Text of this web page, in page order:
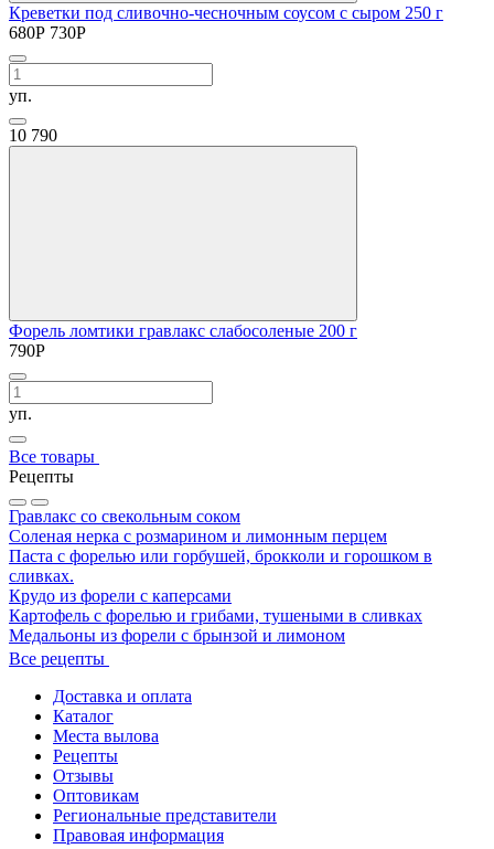
Креветки под сливочно-чесночным соусом с сыром 250 г
680Р 730Р
уп.
10 790
Форель ломтики гравлакс слабосоленые 200 г
790Р
уп.
Все товары
Рецепты
Гравлакс со свекольным соком
Соленая нерка с розмарином и лимонным перцем
Паста с форелью или горбушей, брокколи и горошком в
сливках.
Крудо из форели с каперсами
Картофель с форелью и грибами, тушеными в сливках
Медальоны из форели с брынзой и лимоном
Все рецепты
Доставка и оплата
Каталог
Места вылова
Рецепты
Отзывы
Оптовикам
Региональные представители
Правовая информация